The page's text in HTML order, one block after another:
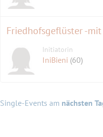
Friedhofsgeflüster -
Initiatorin
IniBieni (60)
Single-Events am nächsten